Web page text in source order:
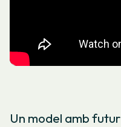
Un model amb futur